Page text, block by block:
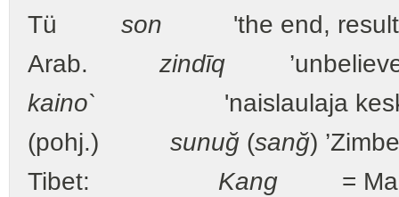
Tü son 'the end, result;
Arab. zindīq ’unbeliever,
kaino` 'naislaulaja
(pohj.) sunuğ (sanğ)
Tibet: Kang =